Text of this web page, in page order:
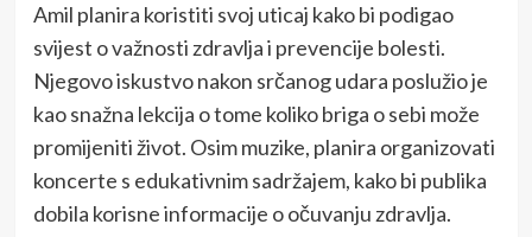
Amil planira koristiti svoj uticaj kako bi podigao
svijest o važnosti zdravlja i prevencije bolesti.
Njegovo iskustvo nakon srčanog udara poslužio je
kao snažna lekcija o tome koliko briga o sebi može
promijeniti život. Osim muzike, planira organizovati
koncerte s edukativnim sadržajem, kako bi publika
dobila korisne informacije o očuvanju zdravlja.